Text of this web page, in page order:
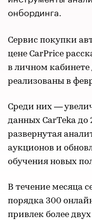
онбординга.
Сервис покупки
цене CarPrice
в личном
реализованы в
Среди них —
данных CarTeka до
развернутая
аукционов и
обучения новых
В течение месяца
порядка 300
привлек более